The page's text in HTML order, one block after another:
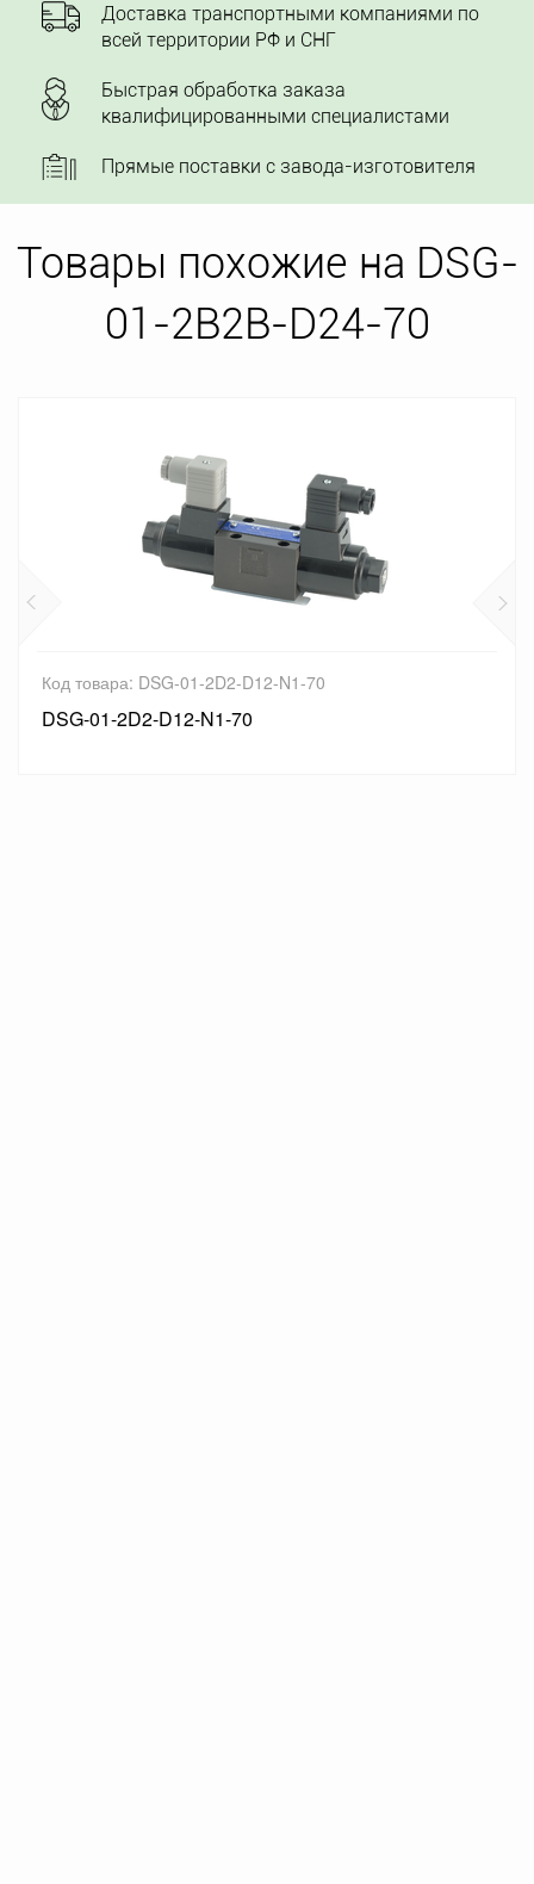
Доставка транспортными компаниями по
всей территории РФ и СНГ
Быстрая обработка заказа
квалифицированными специалистами
Прямые поставки с завода-изготовителя
Товары похожие на DSG-
01-2B2B-D24-70
Код товара: DSG-01-2D2-D12-N1-70
DSG-01-2D2-D12-N1-70